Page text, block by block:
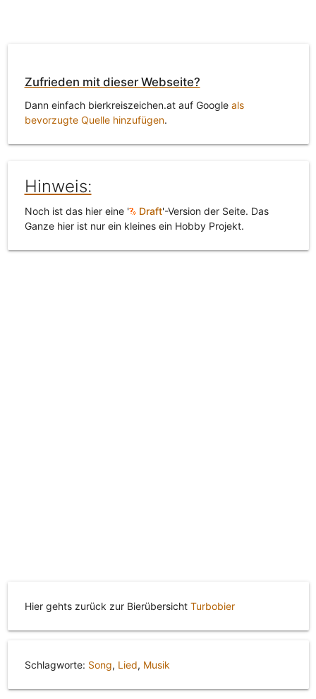
Zufrieden mit dieser Webseite?
Dann einfach bierkreiszeichen.at auf Google als
bevorzugte Quelle hinzufügen.
Hinweis:
Noch ist das hier eine ' Draft'-Version der Seite. Das
Ganze hier ist nur ein kleines ein Hobby Projekt.
Hier gehts zurück zur Bierübersicht Turbobier
Schlagworte: Song, Lied, Musik